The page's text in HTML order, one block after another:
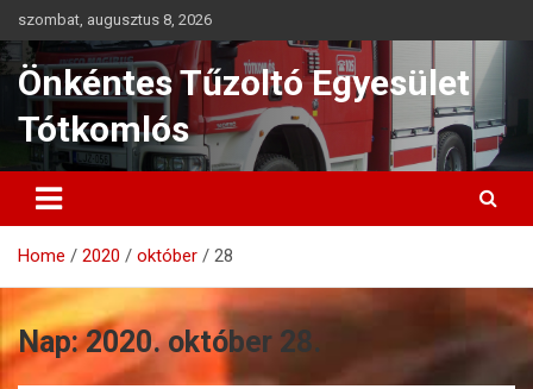
to
content
szombat, augusztus 8, 2026
Önkéntes Tűzoltó Egyesület
Tótkomlós
Home 2020 október 28
Nap:2020. október 28.